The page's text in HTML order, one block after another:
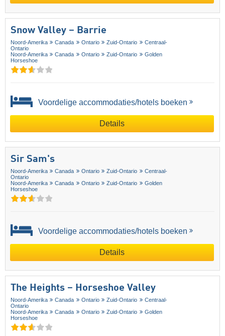
Snow Valley – Barrie
Noord-Amerika Canada Ontario Zuid-Ontario
Centraal-
Ontario
Noord-Amerika
Canada Ontario Zuid-Ontario
Golden
Horseshoe
Voordelige accommodaties/hotels boeken
Details
Sir Sam's
Noord-Amerika Canada Ontario Zuid-Ontario
Centraal-
Ontario
Noord-Amerika
Canada Ontario Zuid-Ontario
Golden
Horseshoe
Voordelige accommodaties/hotels boeken
Details
The Heights – Horseshoe Valley
Noord-Amerika Canada Ontario Zuid-Ontario
Centraal-
Ontario
Noord-Amerika
Canada Ontario Zuid-Ontario
Golden
Horseshoe